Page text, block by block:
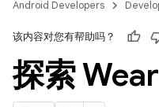
Android Developers
该内容对您有帮助吗？
探索